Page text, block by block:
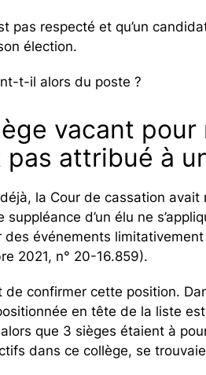
pas respecté et qu’un
élection.
t-il alors du poste ?
vacant
pas attribué à
la Cour de cassation
suppléance d’un élu ne
des événements
2021, n° 20-16.859).
de confirmer cette position.
en tête de la liste
que 3 sièges étaient à
dans ce collège, se